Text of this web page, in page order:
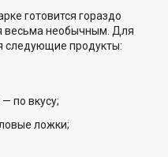
готовится гораздо
весьма необычным. Для
следующие продукты:
по вкусу;
ложки;